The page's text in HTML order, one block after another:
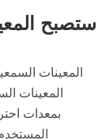
المعينات
بمعدات